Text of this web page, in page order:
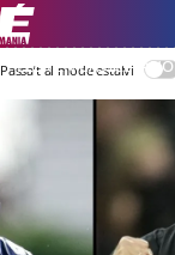
LEER EN CASTELLANO
Passa’t al mode estalvi